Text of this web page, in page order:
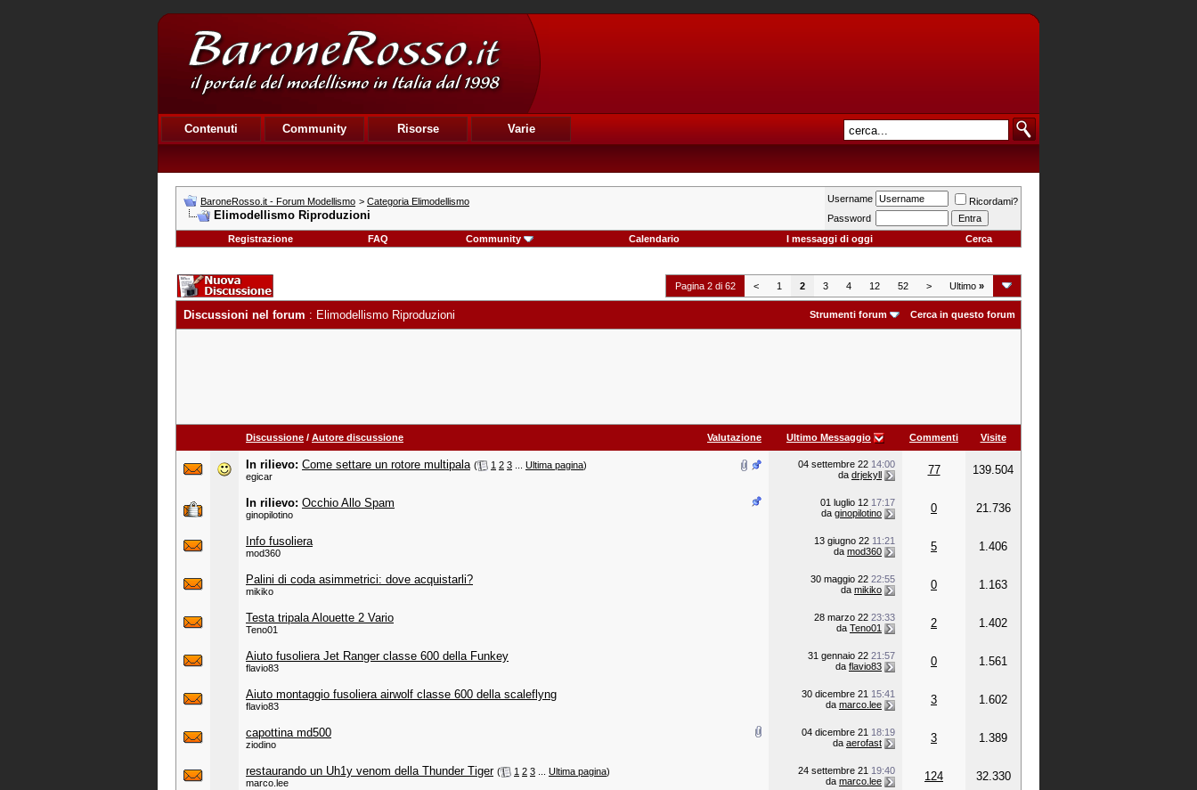
Contenuti Community Risorse Varie
BaroneRosso.it - Forum Modellismo > Categoria Elimodellismo
Elimodellismo Riproduzioni
Username
Ricordami?
Password
Registrazione
FAQ Community Calendario I messaggi di oggi Cerca
Pagina 2 di 62 < 1 2 3 4 12 52 > Ultimo »
Discussioni nel forum : Elimodellismo Riproduzioni Strumenti forum Cerca in questo forum
Valutazione
Discussione / Autore discussione Ultimo Messaggio Commenti Visite
In rilievo: Come settare un rotore multipala‎ ( 1 2 3 Ultima pagina)
egicar
04 settembre 22 14:00
da drjekyll 77 139.504
In rilievo: Occhio Allo Spam
ginopilotino
01 luglio 12 17:17
da ginopilotino 0 21.736
Info fusoliera
mod360
13 giugno 22 11:21
da mod360 5 1.406
Palini di coda asimmetrici: dove acquistarli?
mikiko
30 maggio 22 22:55
da mikiko 0 1.163
Testa tripala Alouette 2 Vario
Teno01
28 marzo 22 23:33
da Teno01 2 1.402
Aiuto fusoliera Jet Ranger classe 600 della Funkey
flavio83
31 gennaio 22 21:57
da flavio83 0 1.561
Aiuto montaggio fusoliera airwolf classe 600 della scaleflyng
flavio83
30 dicembre 21 15:41
da marco.lee 3 1.602
capottina md500
ziodino
04 dicembre 21 18:19
da aerofast 3 1.389
restaurando un Uh1y venom della Thunder Tiger‎ ( 1 2 3 Ultima pagina)
marco.lee
24 settembre 21 19:40
da marco.lee 124 32.330